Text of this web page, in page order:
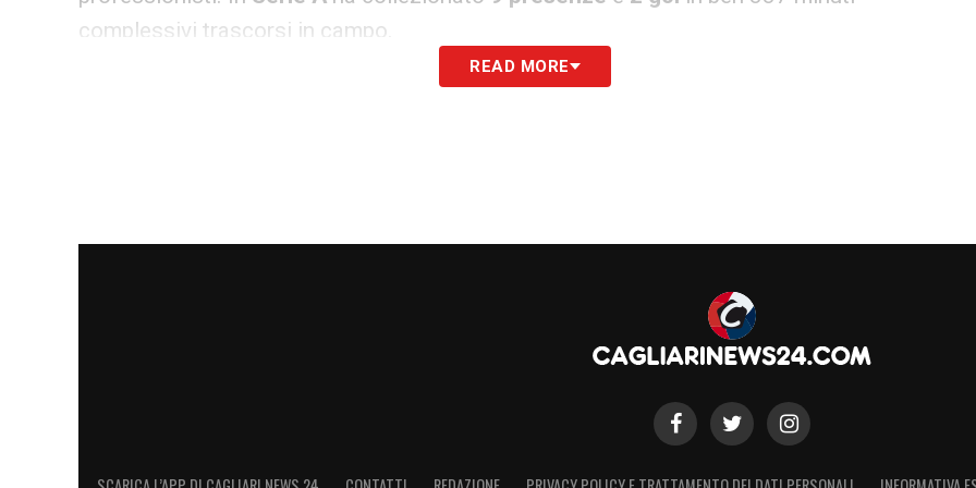
complessivi trascorsi in campo.
L’esordio assoluto nel massimo campionato italiano è avvenuto a marzo contro il
Non hai tempo di leggere? Ascolta il nostro podcast con le ultime notizie
READ MORE